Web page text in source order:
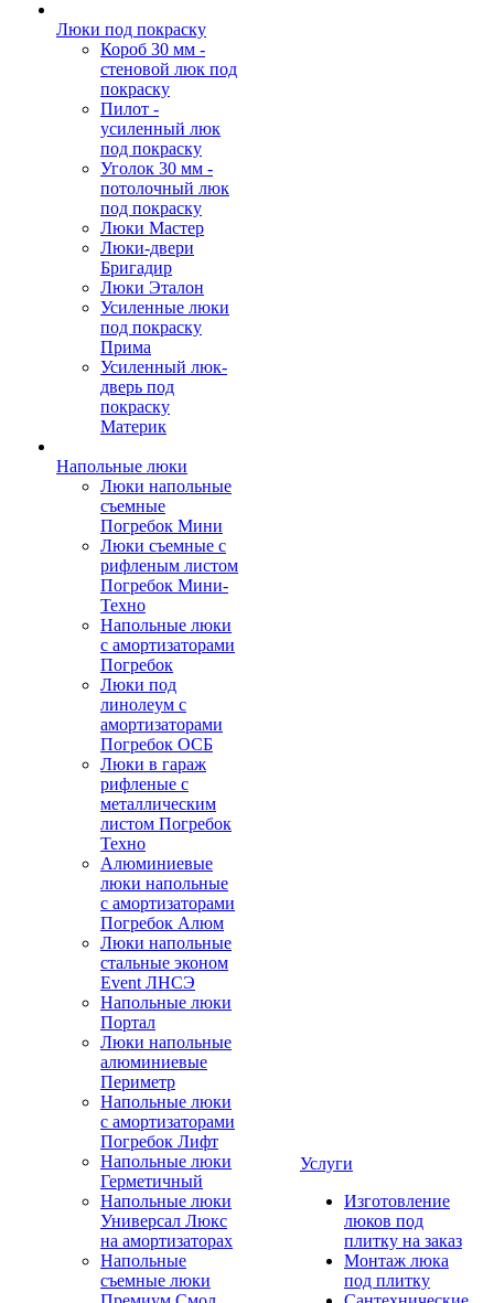
Люки под покраску
Короб 30 мм -
стеновой люк под
покраску
Пилот -
усиленный люк
под покраску
Уголок 30 мм -
потолочный люк
под покраску
Люки Мастер
Люки-двери
Бригадир
Люки Эталон
Усиленные люки
под покраску
Прима
Усиленный люк-
дверь под
покраску
Материк
Напольные люки
Люки напольные
съемные
Погребок Мини
Люки съемные с
рифленым листом
Погребок Мини-
Техно
Напольные люки
с амортизаторами
Погребок
Люки под
линолеум с
амортизаторами
Погребок ОСБ
Люки в гараж
рифленые с
металлическим
листом Погребок
Техно
Алюминиевые
люки напольные
с амортизаторами
Погребок Алюм
Люки напольные
стальные эконом
Event ЛНСЭ
Напольные люки
Портал
Люки напольные
алюминиевые
Периметр
Напольные люки
с амортизаторами
Погребок Лифт
Напольные люки
Герметичный
Напольные люки
Универсал Люкс
на амортизаторах
Напольные
съемные люки
Услуги
Изготовление
люков под
плитку на заказ
Монтаж люка
под плитку